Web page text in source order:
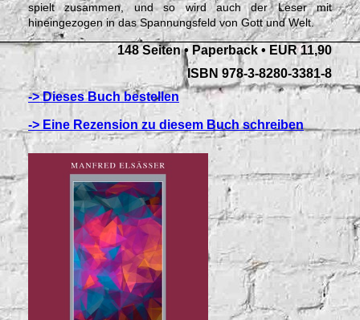
spielt zusammen, und so wird auch der Leser mit
hineingezogen in das Spannungsfeld von Gott und Welt.
148 Seiten • Paperback • EUR 11,90
ISBN 978-3-8280-3381-8
-> Dieses Buch bestellen
-> Eine Rezension zu diesem Buch schreiben